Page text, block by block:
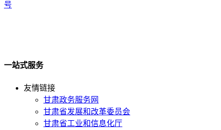
号
一站式服务
友情链接
甘肃政务服务网
甘肃省发展和改革委员会
甘肃省工业和信息化厅